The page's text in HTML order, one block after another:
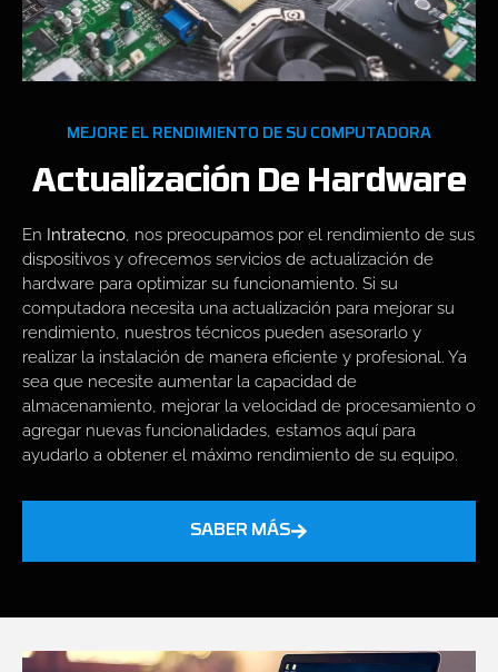
MEJORE EL RENDIMIENTO DE SU COMPUTADORA
Actualización De Hardware
En Intratecno, nos preocupamos por el rendimiento de sus
dispositivos y ofrecemos servicios de actualización de
hardware para optimizar su funcionamiento. Si su
computadora necesita una actualización para mejorar su
rendimiento, nuestros técnicos pueden asesorarlo y
realizar la instalación de manera eficiente y profesional. Ya
sea que necesite aumentar la capacidad de
almacenamiento, mejorar la velocidad de procesamiento o
agregar nuevas funcionalidades, estamos aquí para
ayudarlo a obtener el máximo rendimiento de su equipo.
SABER MÁS